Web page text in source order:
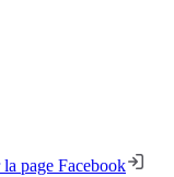
page Facebook